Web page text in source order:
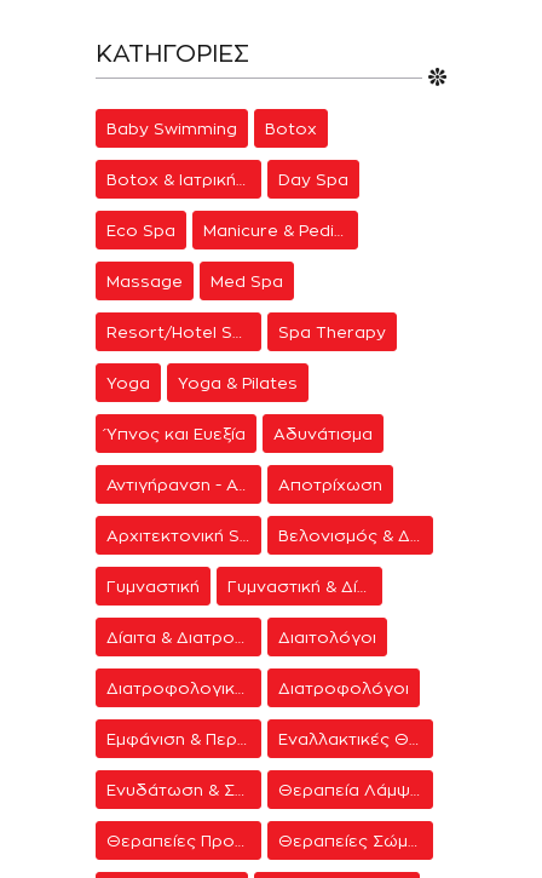
ΚΑΤΗΓΟΡΊΕΣ
Baby Swimming Botox
Day Spa
Eco Spa
Massage Med Spa
Spa Therapy
Yoga Yoga & Pilates
Ύπνος και Ευεξία Αδυνάτισμα
Αντιγήρανση - Ανάπλαση Προσώπου Αποτρίχωση
Γυμναστική Γυμναστική & Δίαιτα
Διαιτολόγοι
Διατροφολόγοι